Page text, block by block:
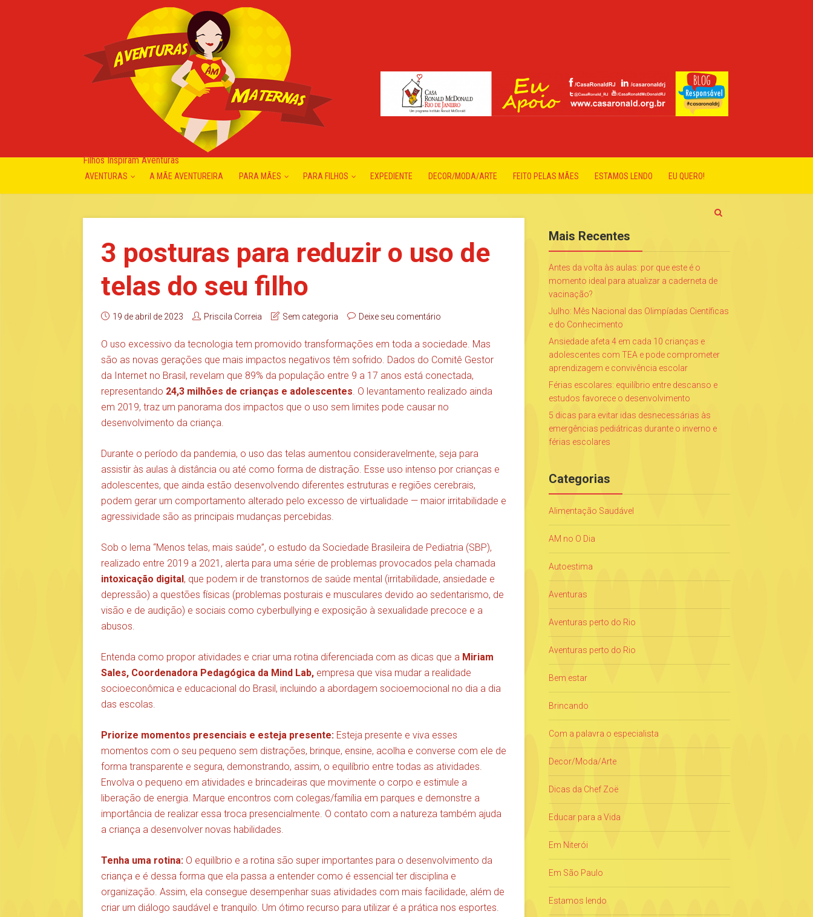
Filhos Inspiram Aventuras
AVENTURAS A MÃE AVENTUREIRA PARA MÃES PARA FILHOS EXPEDIENTE DECOR/MODA/ARTE FEITO PELAS MÃES ESTAMOS LENDO EU QUERO!
3 posturas para reduzir o uso de
telas do seu filho
19 de abril de 2023 Priscila Correia Sem categoria Deixe seu comentário
O uso excessivo da tecnologia tem promovido transformações em toda a sociedade. Mas
são as novas gerações que mais impactos negativos têm sofrido. Dados do Comitê Gestor
da Internet no Brasil, revelam que 89% da população entre 9 a 17 anos está conectada,
representando 24,3 milhões de crianças e adolescentes. O levantamento realizado ainda
em 2019, traz um panorama dos impactos que o uso sem limites pode causar no
desenvolvimento da criança.
Durante o período da pandemia, o uso das telas aumentou consideravelmente, seja para
assistir às aulas à distância ou até como forma de distração. Esse uso intenso por crianças e
adolescentes, que ainda estão desenvolvendo diferentes estruturas e regiões cerebrais,
podem gerar um comportamento alterado pelo excesso de virtualidade — maior irritabilidade e
agressividade são as principais mudanças percebidas.
Sob o lema “Menos telas, mais saúde”, o estudo da Sociedade Brasileira de Pediatria (SBP),
realizado entre 2019 a 2021, alerta para uma série de problemas provocados pela chamada
intoxicação digital, que podem ir de transtornos de saúde mental (irritabilidade, ansiedade e
depressão) a questões físicas (problemas posturais e musculares devido ao sedentarismo, de
visão e de audição) e sociais como cyberbullying e exposição à sexualidade precoce e a
abusos.
Entenda como propor atividades e criar uma rotina diferenciada com as dicas que a Miriam
Sales, Coordenadora Pedagógica da Mind Lab, empresa que visa mudar a realidade
socioeconômica e educacional do Brasil, incluindo a abordagem socioemocional no dia a dia
das escolas.
Priorize momentos presenciais e esteja presente: Esteja presente e viva esses
momentos com o seu pequeno sem distrações, brinque, ensine, acolha e converse com ele de
forma transparente e segura, demonstrando, assim, o equilíbrio entre todas as atividades.
Envolva o pequeno em atividades e brincadeiras que movimente o corpo e estimule a
liberação de energia. Marque encontros com colegas/família em parques e demonstre a
importância de realizar essa troca presencialmente. O contato com a natureza também ajuda
a criança a desenvolver novas habilidades.
Tenha uma rotina: O equilíbrio e a rotina são super importantes para o desenvolvimento da
criança e é dessa forma que ela passa a entender como é essencial ter disciplina e
organização. Assim, ela consegue desempenhar suas atividades com mais facilidade, além de
criar um diálogo saudável e tranquilo. Um ótimo recurso para utilizar é a prática nos esportes.
Mais Recentes
Antes da volta às aulas: por que este é o
momento ideal para atualizar a caderneta de
vacinação?
Julho: Mês Nacional das Olimpíadas Científicas
e do Conhecimento
Ansiedade afeta 4 em cada 10 crianças e
adolescentes com TEA e pode comprometer
aprendizagem e convivência escolar
Férias escolares: equilíbrio entre descanso e
estudos favorece o desenvolvimento
5 dicas para evitar idas desnecessárias às
emergências pediátricas durante o inverno e
férias escolares
Categorias
Alimentação Saudável
AM no O Dia
Autoestima
Aventuras
Aventuras perto do Rio
Aventuras perto do Rio
Bem estar
Brincando
Com a palavra o especialista
Decor/Moda/Arte
Dicas da Chef Zoë
Educar para a Vida
Em Niterói
Em São Paulo
Estamos lendo